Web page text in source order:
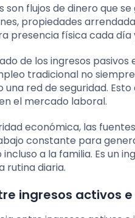
son flujos de dinero que
propiedades
presencia física cada
de los ingresos
tradicional no
red de seguridad.
el mercado laboral.
económica, las
constante para
a la familia. Es un
rutina diaria.
ingresos activos